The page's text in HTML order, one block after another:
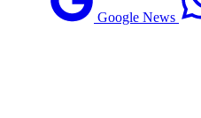
Google News